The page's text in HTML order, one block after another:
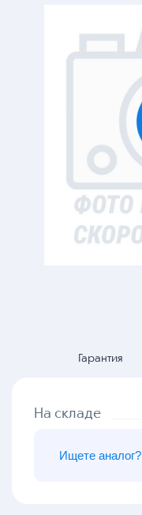
Гарантия
На складе
Ищете аналог?